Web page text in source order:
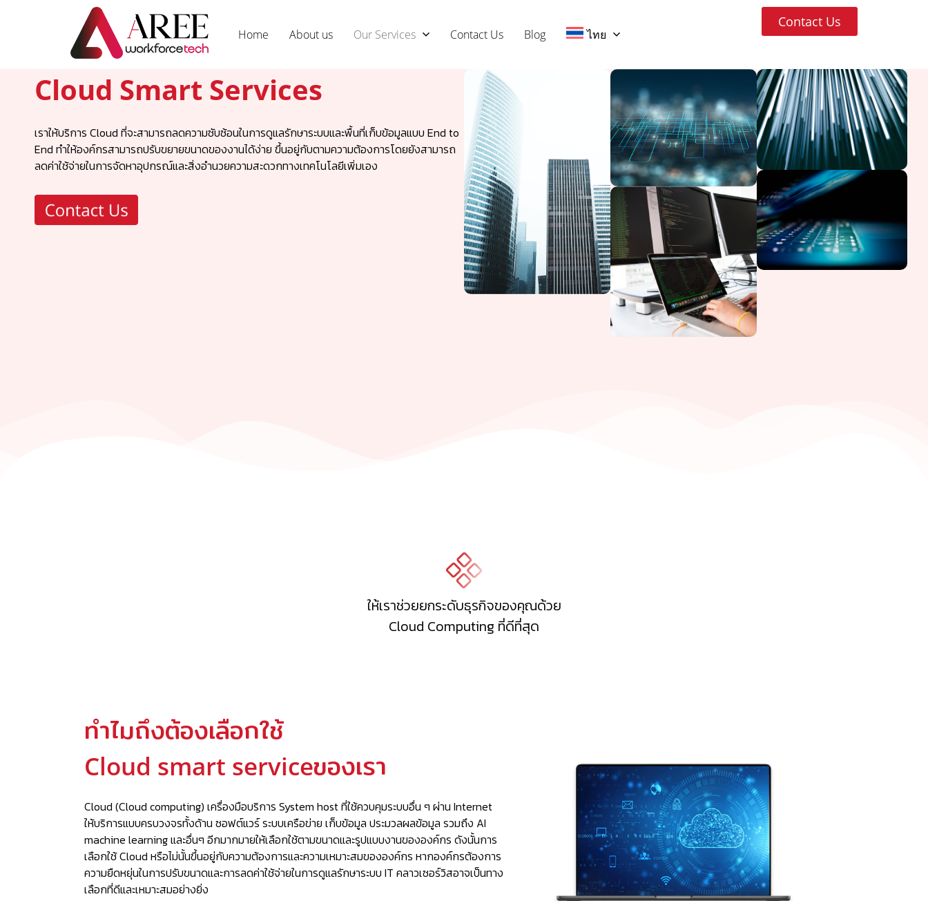
Home About us Our Services Contact Us Blog ไทย
Contact Us
Cloud Smart Services
เราให้บริการ Cloud ที่จะสามารถลดความซับซ้อนในการดูแลรักษาระบบและพื้นที่เก็บข้อมูลแบบ End to
End ทำให้องค์กรสามารถปรับขยายขนาดของงานได้ง่าย ขึ้นอยู่กับตามความต้องการโดยยังสามารถ
ลดค่าใช้จ่ายในการจัดหาอุปกรณ์และสิ่งอำนวยความสะดวกทางเทคโนโลยีเพิ่มเอง
ให้เราช่วยยกระดับธุรกิจของคุณด้วย
Cloud Computing ที่ดีที่สุด
ทำไมถึงต้องเลือกใช้
Cloud smart serviceของเรา
Cloud (Cloud computing) เครื่องมือบริการ System host ที่ใช้ควบคุมระบบอื่น ๆ ผ่าน Internet
ให้บริการแบบครบวงจรทั้งด้าน ซอฟต์แวร์ ระบบเครือข่าย เก็บข้อมูล ประมวลผลข้อมูล รวมถึง AI
machine learning และอื่นๆ อีกมากมายให้เลือกใช้ตามขนาดและรูปแบบงานขององค์กร ดังนั้นการ
เลือกใช้ Cloud หรือไม่นั้นขึ้นอยู่กับความต้องการและความเหมาะสมขององค์กร หากองค์กรต้องการ
ความยืดหยุ่นในการปรับขนาดและการลดค่าใช้จ่ายในการดูแลรักษาระบบ IT คลาวเซอร์วิสอาจเป็นทาง
เลือกที่ดีและเหมาะสมอย่างยิ่ง